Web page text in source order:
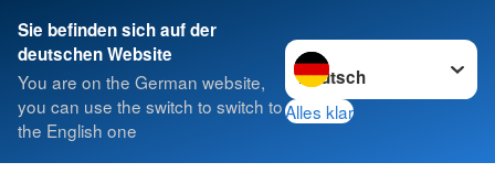
Sie befinden sich auf der
deutschen Website
You are on the German website,
you can use the switch to switch to
the English one
Sprache wechseln zu
Alles klar